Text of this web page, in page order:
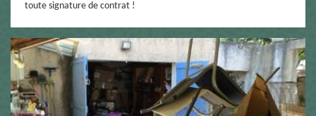
toute signature de contrat !